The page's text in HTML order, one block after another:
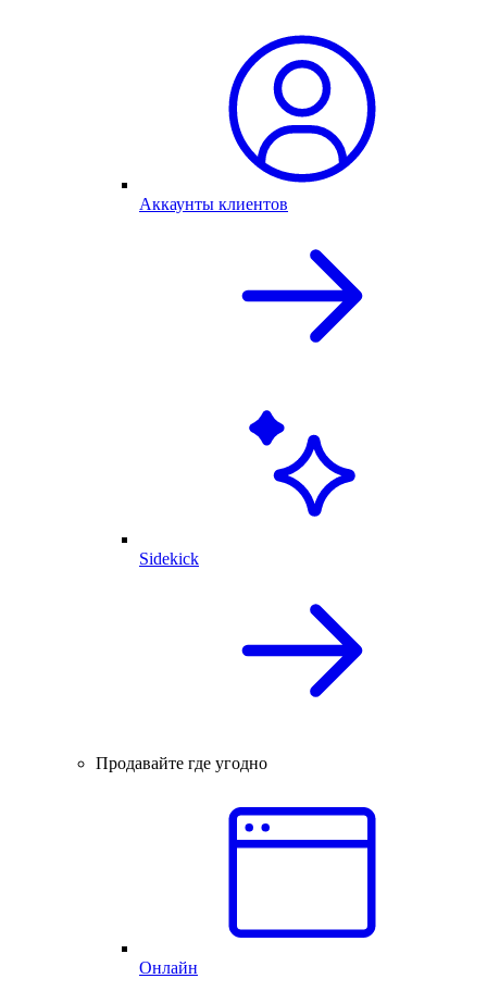
Аккаунты клиентов
Sidekick
Продавайте где угодно
Онлайн